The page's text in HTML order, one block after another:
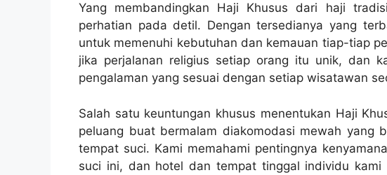
Yang membandingkan Haji Khusus dari haji
perhatian pada detil. Dengan tersedianya yang
untuk memenuhi kebutuhan dan kemauan tiap-tiap
jika perjalanan religius setiap orang itu unik, dan
pengalaman yang sesuai dengan setiap wisatawan
Salah satu keuntungan khusus menentukan Haji
peluang buat bermalam diakomodasi mewah yang
tempat suci. Kami memahami pentingnya
suci ini, dan hotel dan tempat tinggal individu